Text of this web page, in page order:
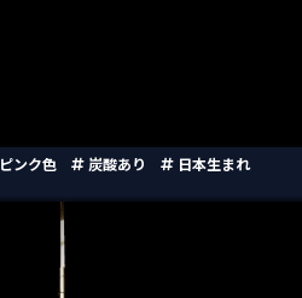
ピンク色 炭酸あり 日本生まれ